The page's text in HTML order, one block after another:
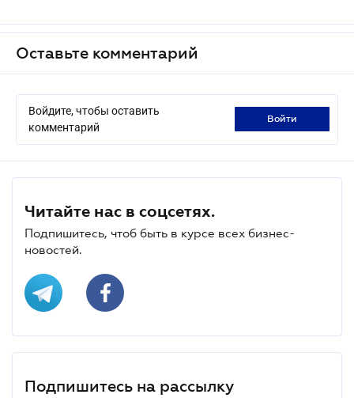
Оставьте комментарий
Войдите, чтобы оставить
комментарий
войти
Читайте нас в соцсетях.
Подпишитесь, чтоб быть в курсе всех бизнес-
новостей.
Подпишитесь на рассылку